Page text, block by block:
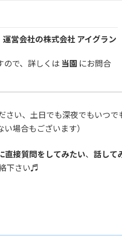
運営会社の株式会社 アイグラン
ので、詳しくは 当園 にお問合
さい、土日でも深夜でもいつで
場合もございます）
直接質問をしてみたい、 話して
下さい♬